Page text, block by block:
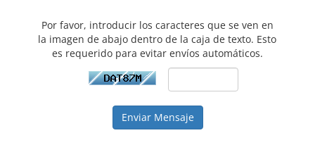
Por favor, introducir los caracteres que se ven en
la imagen de abajo dentro de la caja de texto. Esto
es requerido para evitar envíos automáticos.
Enviar Mensaje